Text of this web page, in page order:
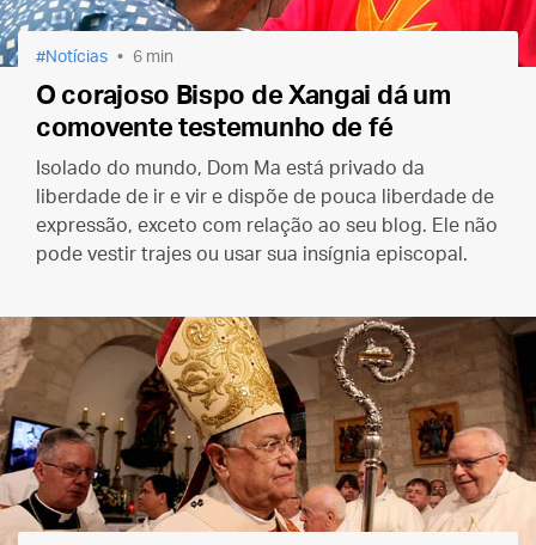
Notícias 6 min
O corajoso Bispo de Xangai dá um
comovente testemunho de fé
Isolado do mundo, Dom Ma está privado da
liberdade de ir e vir e dispõe de pouca liberdade de
expressão, exceto com relação ao seu blog. Ele não
pode vestir trajes ou usar sua insígnia episcopal.